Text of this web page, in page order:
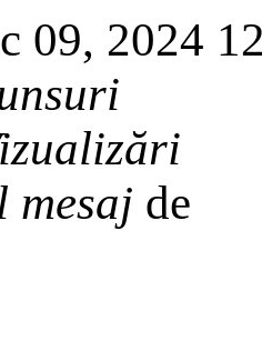
09, 2024
mesaj de